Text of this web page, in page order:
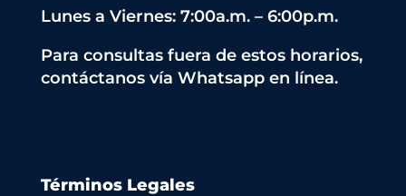
Lunes a Viernes: 7:00a.m. – 6:00p.m.
Para consultas fuera de estos horarios,
contáctanos vía Whatsapp en línea.
Términos Legales